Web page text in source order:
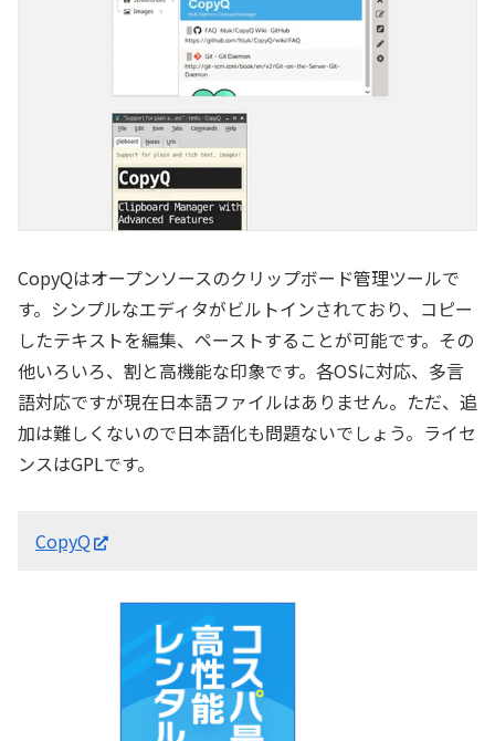
CopyQはオープンソースのクリップボード管理ツールで
す。シンプルなエディタがビルトインされており、コピー
したテキストを編集、ペーストすることが可能です。その
他いろいろ、割と高機能な印象です。各OSに対応、多言
語対応ですが現在日本語ファイルはありません。ただ、追
加は難しくないので日本語化も問題ないでしょう。ライセ
ンスはGPLです。
CopyQ